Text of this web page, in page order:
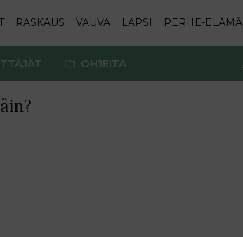
RASKAUS VAUVA LAPSI PERHE-ELÄMÄ
OHJEITA